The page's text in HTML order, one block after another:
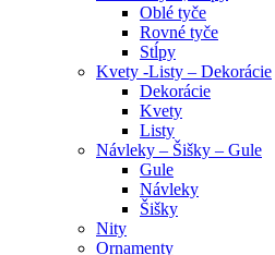
Oblé tyče
Rovné tyče
Stĺpy
Kvety -Listy – Dekorácie
Dekorácie
Kvety
Listy
Návleky – Šišky – Gule
Gule
Návleky
Šišky
Nity
Ornamenty